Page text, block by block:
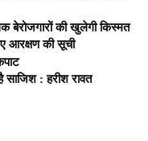
बेरोजगारों की खुलेगी किस्मत
आरक्षण की सूची
: हरीश रावत